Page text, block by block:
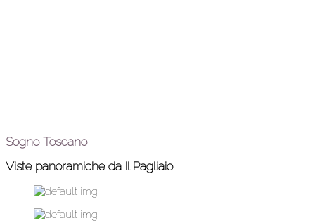
Sogno Toscano
Viste panoramiche da Il Pagliaio